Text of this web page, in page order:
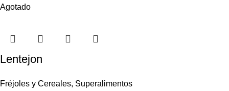
Agotado
Lentejon
Fréjoles y Cereales, Superalimentos